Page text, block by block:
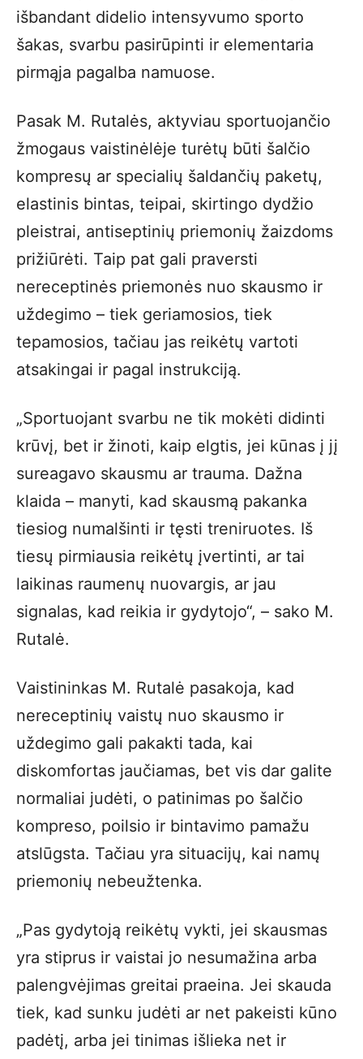
išbandant didelio intensyvumo sporto
šakas, svarbu pasirūpinti ir elementaria
pirmąja pagalba namuose.
Pasak M. Rutalės, aktyviau sportuojančio
žmogaus vaistinėlėje turėtų būti šalčio
kompresų ar specialių šaldančių paketų,
elastinis bintas, teipai, skirtingo dydžio
pleistrai, antiseptinių priemonių žaizdoms
prižiūrėti. Taip pat gali praversti
nereceptinės priemonės nuo skausmo ir
uždegimo – tiek geriamosios, tiek
tepamosios, tačiau jas reikėtų vartoti
atsakingai ir pagal instrukciją.
„Sportuojant svarbu ne tik mokėti didinti
krūvį, bet ir žinoti, kaip elgtis, jei kūnas į jį
sureagavo skausmu ar trauma. Dažna
klaida – manyti, kad skausmą pakanka
tiesiog numalšinti ir tęsti treniruotes. Iš
tiesų pirmiausia reikėtų įvertinti, ar tai
laikinas raumenų nuovargis, ar jau
signalas, kad reikia ir gydytojo“, – sako M.
Rutalė.
Vaistininkas M. Rutalė pasakoja, kad
nereceptinių vaistų nuo skausmo ir
uždegimo gali pakakti tada, kai
diskomfortas jaučiamas, bet vis dar galite
normaliai judėti, o patinimas po šalčio
kompreso, poilsio ir bintavimo pamažu
atslūgsta. Tačiau yra situacijų, kai namų
priemonių nebeužtenka.
„Pas gydytoją reikėtų vykti, jei skausmas
yra stiprus ir vaistai jo nesumažina arba
palengvėjimas greitai praeina. Jei skauda
tiek, kad sunku judėti ar net pakeisti kūno
padėtį, arba jei tinimas išlieka net ir